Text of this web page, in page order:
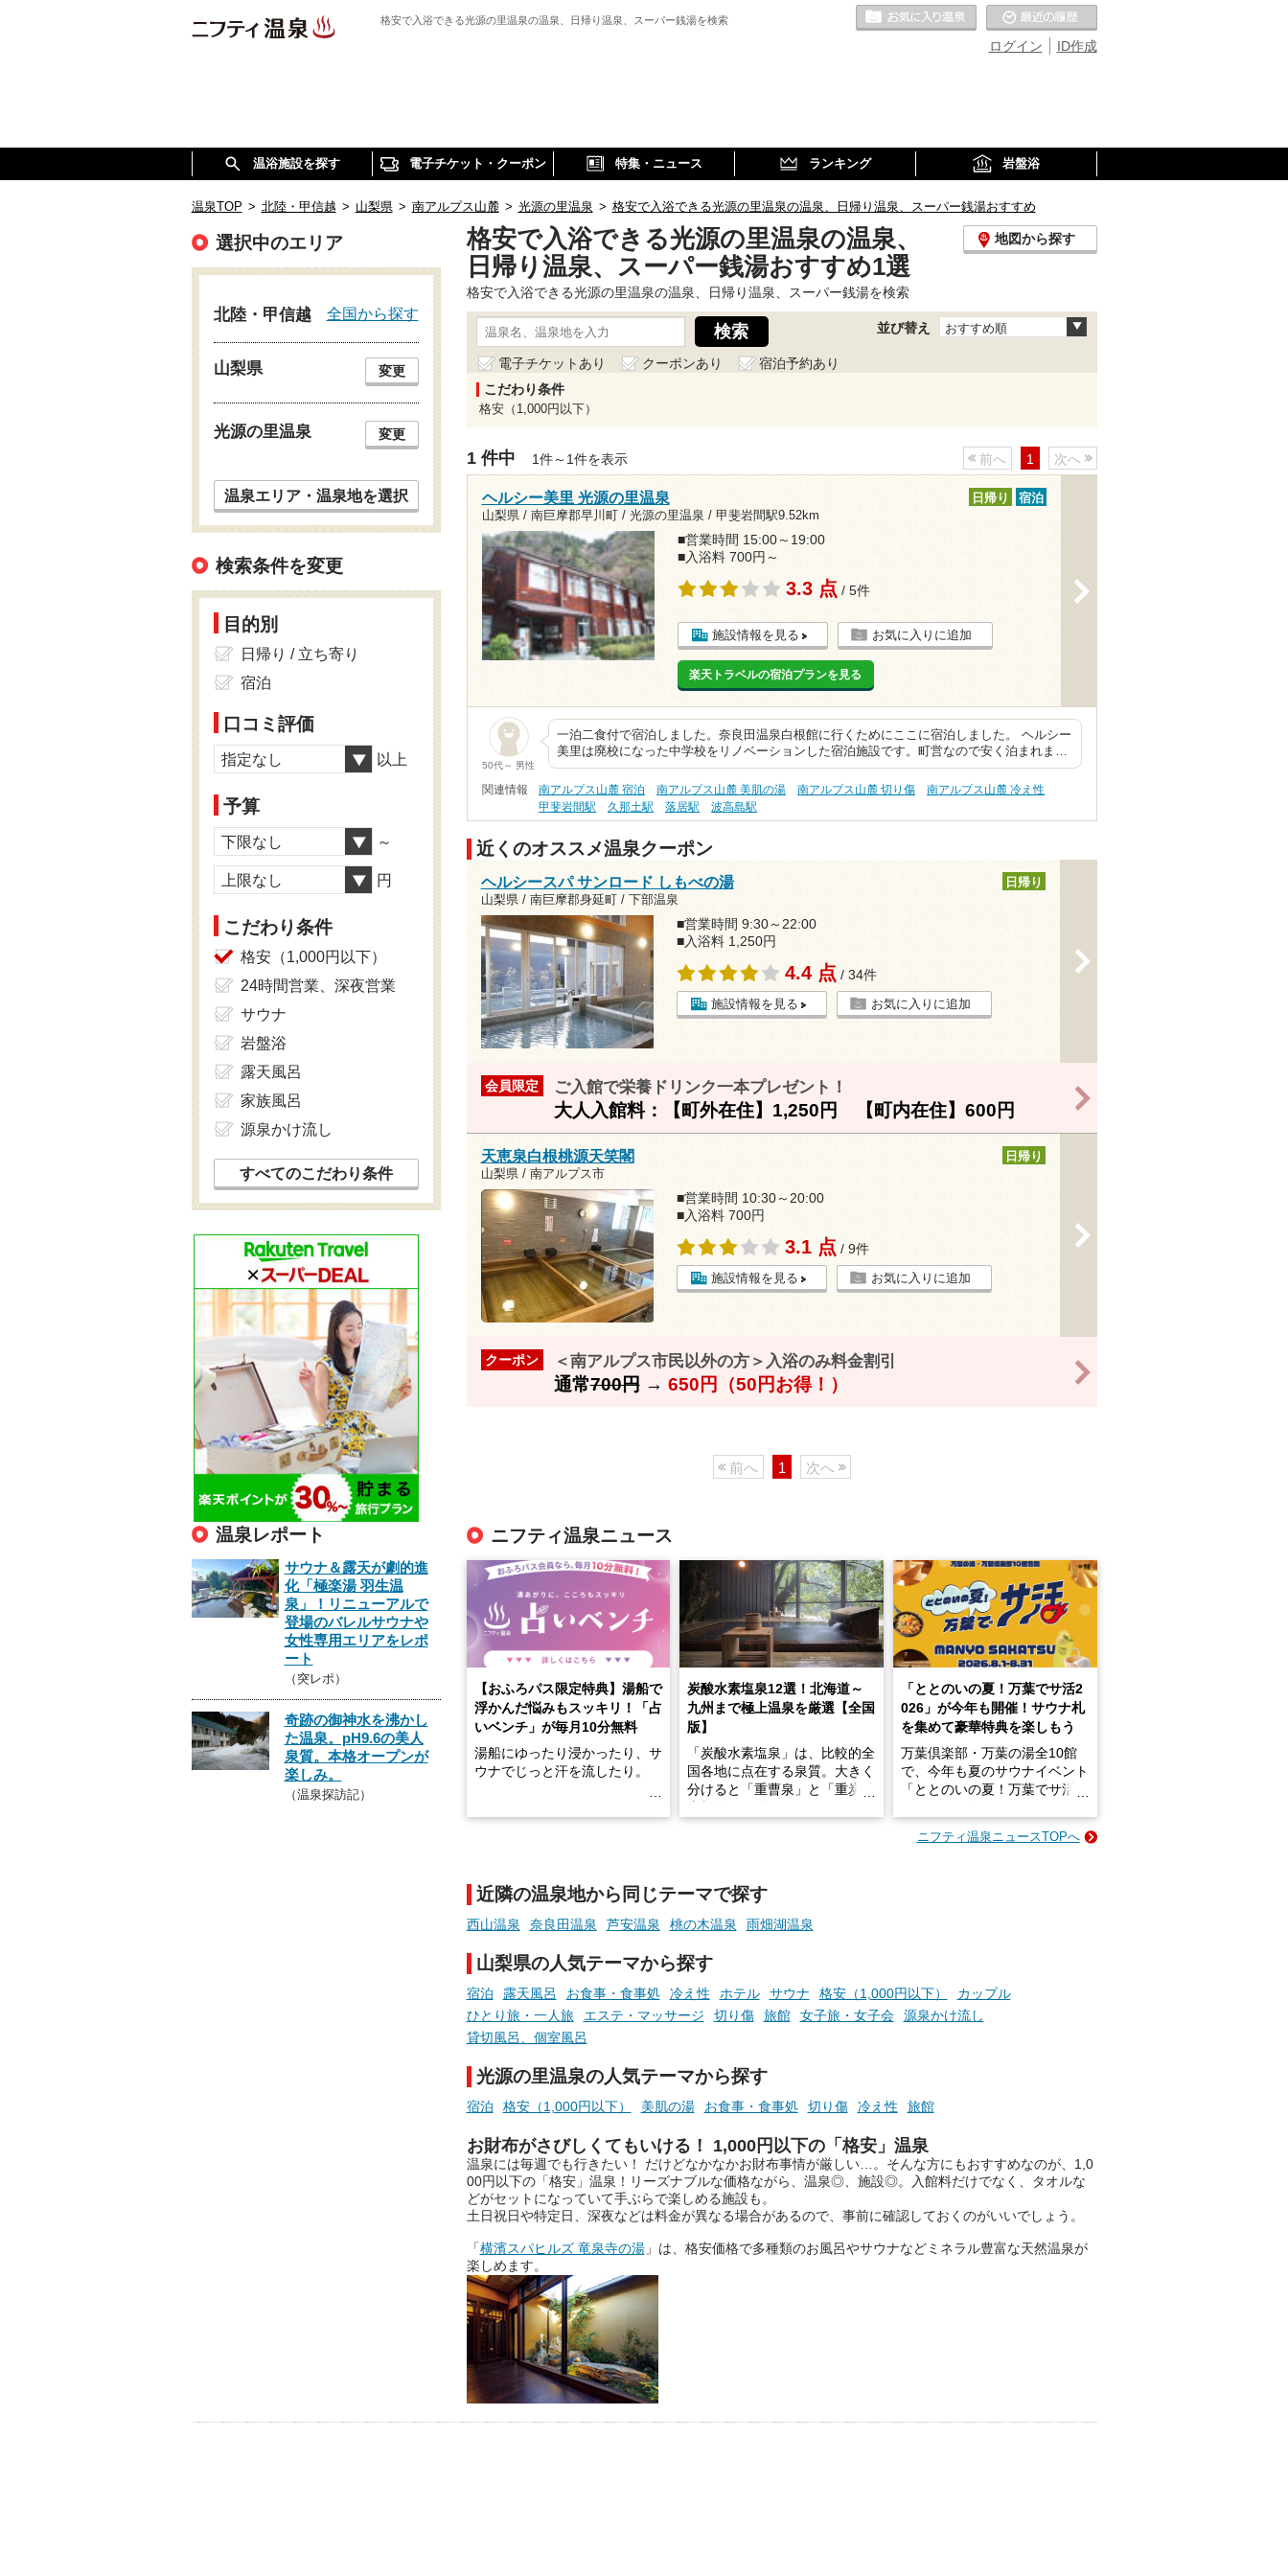
格安で入浴できる光源の里温泉の温泉、日帰り温泉、スーパー銭湯を検索
ID作成
ログイン
お気に入りの温泉
温浴施設を探す 電子チケット・クーポン 特集・ニュース ランキング 岩盤浴
温泉TOP > 北陸・甲信越 > 山梨県 > 南アルプス山麓 > 光源の里温泉 > 格安で入浴できる光源の里温泉の温泉、日帰り温泉、スーパー銭湯おすすめ
格安で入浴できる光源の里温泉の温泉、
日帰り温泉、スーパー銭湯おすすめ1選
地図から探す
格安で入浴できる光源の里温泉の温泉、日帰り温泉、スーパー銭湯を検索
並び替え おすすめ順
電子チケットあり クーポンあり
宿泊予約あり
こだわり条件
格安（1,000円以下）
1 件中 1件～1件を表示 前へ 1 次へ
ヘルシー美里 光源の里温泉
山梨県 / 南巨摩郡早川町 / 光源の里温泉 / 甲斐岩間駅9.52km
日帰り 宿泊
■営業時間 15:00～19:00
■入浴料 700円～
3.3 点 / 5件
施設情報を見る お気に入りに追加
楽天トラベルの宿泊プランを見る
50代～ 男性
一泊二食付で宿泊しました。奈良田温泉白根館に行くためにここに宿泊しました。 ヘルシー
美里は廃校になった中学校をリノベーションした宿泊施設です。町営なので安く泊まれま…
関連情報 南アルプス山麓 宿泊 南アルプス山麓 美肌の湯 南アルプス山麓 切り傷
南アルプス山麓 冷え性
甲斐岩間駅
久那土駅 落居駅 波高島駅
近くのオススメ温泉クーポン
ヘルシースパ サンロード しもべの湯
山梨県 / 南巨摩郡身延町 / 下部温泉
日帰り
■営業時間 9:30～22:00
■入浴料 1,250円
4.4 点 / 34件
施設情報を見る お気に入りに追加
会員限定 ご入館で栄養ドリンク一本プレゼント！
大人入館料：【町外在住】1,250円 【町内在住】600円
天恵泉白根桃源天笑閣
山梨県 / 南アルプス市
日帰り
■営業時間 10:30～20:00
■入浴料 700円
3.1 点 / 9件
施設情報を見る お気に入りに追加
クーポン ＜南アルプス市民以外の方＞入浴のみ料金割引
通常700円→ 650円（50円お得！）
前へ 1 次へ
ニフティ温泉ニュース
【おふろパス限定特典】湯船で
浮かんだ悩みもスッキリ！「占
いベンチ」が毎月10分無料
湯船にゆったり浸かったり、サ
ウナでじっと汗を流したり。
っとした悩み」が、頭に浮かん
でくることはありませんか？
お風呂でリラックスしているか
らこそ向き合える、大切な自分
の本音。
りの温まった心のまま相談でき
たら素敵ですよね。
ニフティ温泉の「占いベンチ」
は、そんなあなたの心のつぶや
きをプロの占い師に相談するこ
とができるサービスです。
おふろパス会員様なら、この特
別なひとときを「毎月10分無
料」でご利用いただけます。
お湯で体がほぐれたら、次は占
い師さんとお話しして、心もほ
炭酸水素塩泉12選！北海道～
九州まで極上温泉を厳選【全国
版】
「炭酸水素塩泉」は、比較的全
国各地に点在する泉質。大きく
分けると「重曹泉」と「重炭酸
す。
今回は筆者自ら入浴した中か
ら、日本各地にある炭酸水素塩
泉を12施設セレクト。すべて
日帰り入浴可能で、源泉かけ流
しと泉質の良さにこだわりつ
つ、万人におすすめしたい施設
「ととのいの夏！万葉でサ活2
026」が今年も開催！サウナ札
を集めて豪華特典を楽しもう
万葉倶楽部・万葉の湯全10館
で、今年も夏のサウナイベント
「ととのいの夏！万葉でサ活2
2026年8月1日（土）～8月31
さらに、各館ではアロマロウリ
ュやアウフグースなど、サウナ
好きにはたまらない多彩なイベ
───
提供元：万葉倶楽部株式会社
【PR】
この記事は万葉倶楽部株式会社
のPR記事です。
ニフティ温泉ニュースTOPへ
近隣の温泉地から同じテーマで探す
西山温泉 奈良田温泉 芦安温泉 桃の木温泉 雨畑湖温泉
山梨県の人気テーマから探す
宿泊 露天風呂 お食事・食事処 冷え性 ホテル サウナ 格安（1,000円以下）
カップル
ひとり旅・一人旅
エステ・マッサージ 切り傷 旅館 女子旅・女子会
源泉かけ流し
貸切風呂、個室風呂
光源の里温泉の人気テーマから探す
宿泊 格安（1,000円以下） 美肌の湯 お食事・食事処 切り傷 冷え性 旅館
お財布がさびしくてもいける！ 1,000円以下の「格安」温泉
温泉には毎週でも行きたい！ だけどなかなかお財布事情が厳しい…。そんな方にもおすすめなのが、1,0
00円以下の「格安」温泉！リーズナブルな価格ながら、温泉◎、施設◎。入館料だけでなく、タオルな
どがセットになっていて手ぶらで楽しめる施設も。
土日祝日や特定日、深夜などは料金が異なる場合があるので、事前に確認しておくのがいいでしょう。
「横濱スパヒルズ 竜泉寺の湯」は、格安価格で多種類のお風呂やサウナなどミネラル豊富な天然温泉が
楽しめます。
選択中のエリア
北陸・甲信越 全国から探す
山梨県 変更
光源の里温泉 変更
温泉エリア・温泉地を選択
検索条件を変更
目的別
日帰り / 立ち寄り
宿泊
口コミ評価
指定なし 以上
予算
下限なし ～
上限なし 円
こだわり条件
格安（1,000円以下）
24時間営業、深夜営業
サウナ
岩盤浴
露天風呂
家族風呂
源泉かけ流し
すべてのこだわり条件
温泉レポート
サウナ＆露天が劇的進
化「極楽湯 羽生温
泉」！リニューアルで
登場のバレルサウナや
女性専用エリアをレポ
ート
（突レポ）
奇跡の御神水を沸かし
た温泉。pH9.6の美人
泉質。本格オープンが
楽しみ。
（温泉探訪記）